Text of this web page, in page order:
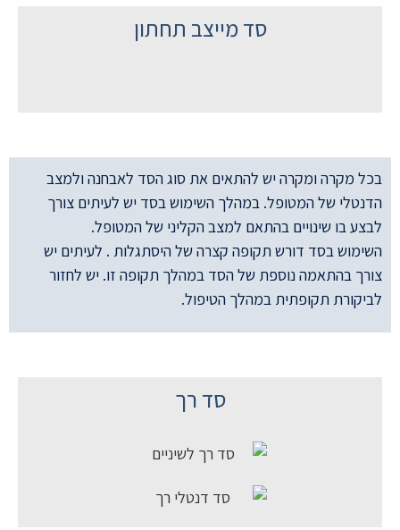
סד מייצב תחתון
בכל מקרה ומקרה יש להתאים את סוג הסד לאבחנה ולמצב
הדנטלי של המטופל. במהלך השימוש בסד יש לעיתים צורך
לבצע בו שינויים בהתאם למצב הקליני של המטופל.
השימוש בסד דורש תקופה קצרה של היסתגלות . לעיתים יש
צורך בהתאמה נוספת של הסד במהלך תקופה זו. יש לחזור
לביקורת תקופתית במהלך הטיפול.
סד רך